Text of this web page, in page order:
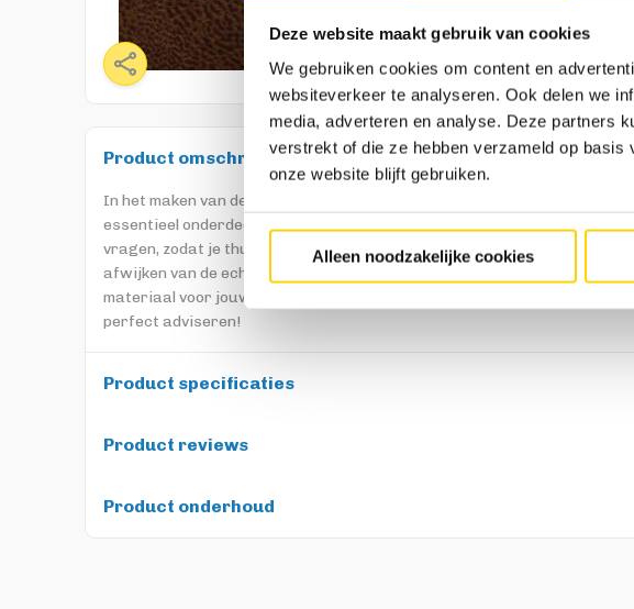
Deze website maakt gebruik van cookies
We gebruiken cookies om content en
websiteverkeer te analyseren. Ook delen we
media, adverteren en analyse. Deze partners
verstrekt of die ze hebben verzameld op
onze website blijft gebruiken.
Alleen noodzakelijke cookies
Product omschrijving
In het maken van de keuze voor jouw perfecte Trendhopper meubel zijn
essentieel onderdeel. Daarom bieden wij de mogelijkheid om gratis
vragen, zodat je thuis nog even kunt voelen en vergelijken. Let op! De
afwijken van de echte materialen. Voor een uitgebreid advies over de
materiaal voor jouw meubel verwijzen wij je door naar onze
perfect adviseren!
Product specificaties
Product reviews
Product onderhoud